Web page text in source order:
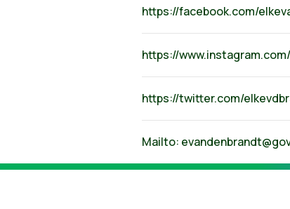
https://facebook.com/
https://
https://twitter.com/
Mailto: